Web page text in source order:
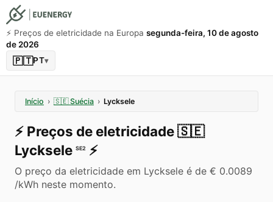
⚡️ Preços de eletricidade na Europa segunda-feira, 10 de agosto
de 2026
🇵🇹PT▾
Início › 🇸🇪 Suécia › Lycksele
⚡️ Preços de eletricidade🇸🇪
Lycksele SE2 ⚡️
O preço da eletricidade em Lycksele é de € 0.0089
/kWh neste momento.